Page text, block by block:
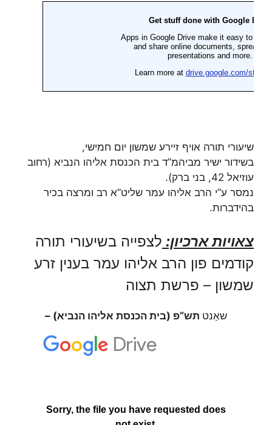
שיעורי תורה אויף זיירע שמשון יום חמישי,
בשידור ישיר מביהמ”ד בית הכנסת אליהו הנביא (רחוב
עוזיאל 42, בני ברק).
נמסר ע”י הרב אליהו עמר שליט”א רב ומרצה בכיר
בהידברות.
צאויות ארכיון: לצפייה בשיעורי תורה
קודמים פון הרב אליהו עמר בענין זרע
שמשון – פרשת תצוה
שאַנט תש”פ (בית הכנסת אליהו הנביא) –